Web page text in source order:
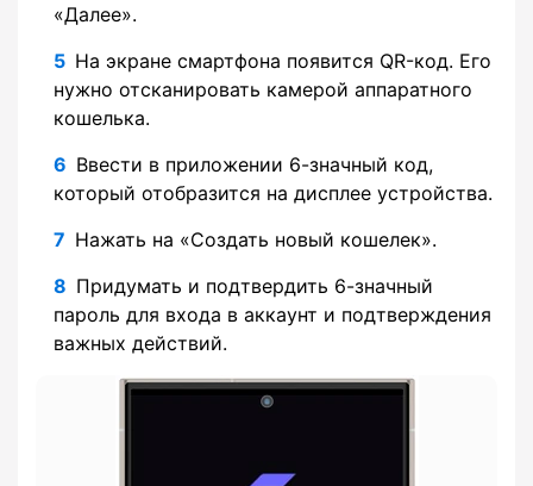
«Далее».
На экране смартфона появится QR-код. Его
нужно отсканировать камерой аппаратного
кошелька.
Ввести в приложении 6-значный код,
который отобразится на дисплее устройства.
Нажать на «Создать новый кошелек».
Придумать и подтвердить 6-значный
пароль для входа в аккаунт и подтверждения
важных действий.